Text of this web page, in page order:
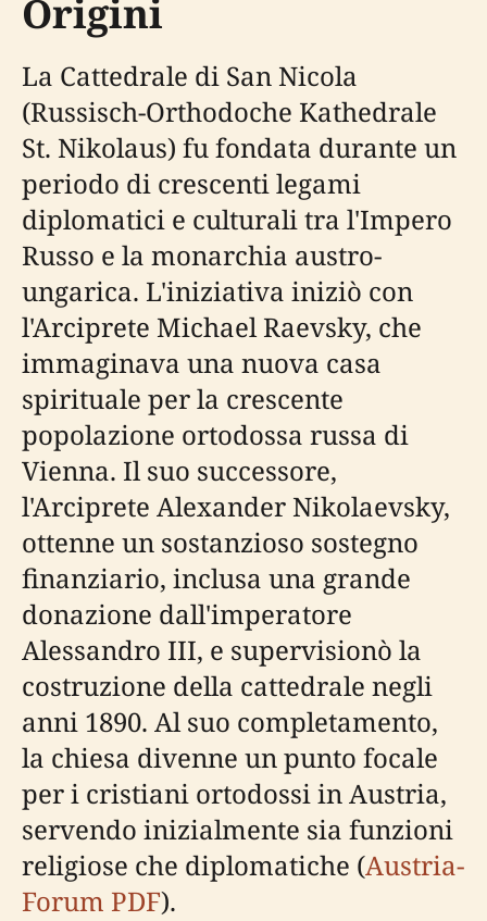
Origini
La Cattedrale di San Nicola
(Russisch-Orthodoche Kathedrale
St. Nikolaus) fu fondata durante un
periodo di crescenti legami
diplomatici e culturali tra l'Impero
Russo e la monarchia austro-
ungarica. L'iniziativa iniziò con
l'Arciprete Michael Raevsky, che
immaginava una nuova casa
spirituale per la crescente
popolazione ortodossa russa di
Vienna. Il suo successore,
l'Arciprete Alexander Nikolaevsky,
ottenne un sostanzioso sostegno
finanziario, inclusa una grande
donazione dall'imperatore
Alessandro III, e supervisionò la
costruzione della cattedrale negli
anni 1890. Al suo completamento,
la chiesa divenne un punto focale
per i cristiani ortodossi in Austria,
servendo inizialmente sia funzioni
religiose che diplomatiche (Austria-
Forum PDF).